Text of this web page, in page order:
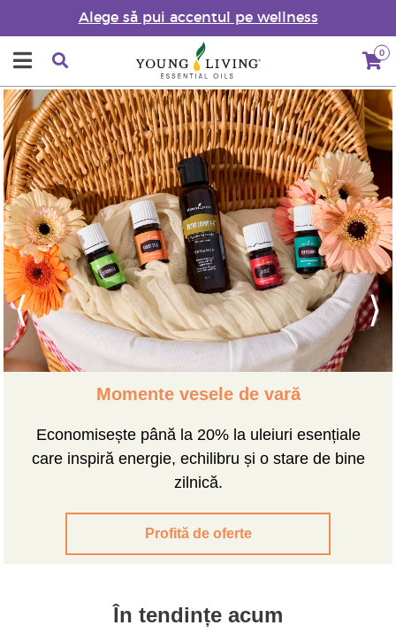
Alege să pui accentul pe wellness
0
Momente vesele de vară
Economisește până la 20% la uleiuri esențiale
care inspiră energie, echilibru și o stare de bine
zilnică.
Profită de oferte
Previous
În tendințe acum